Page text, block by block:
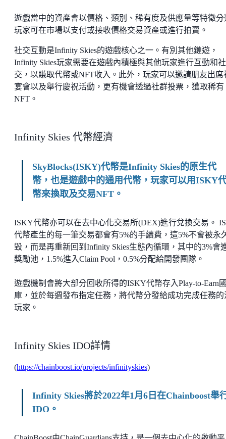
遊戲當中的資產會以價格、類別、稀有度及供應量等特徵分
玩家可在市場以支付或接收價格交易資產或進行拍賣。
社交互動是Infinity Skies的遊戲核心之一。有別其他鏈遊，
Infinity Skies玩家需要在遊戲內積極與其他玩家進行互動和社
交，以賺取代幣或NFT收入。此外，玩家可以邀請朋友出席
宴會以及舉行慶祝活動，更有機會透過社群投票，獲取稀有
NFT。
Infinity Skies 代幣經濟
SkyBlocks(ISKY)代幣是Infinity Skies的原生代
幣，也是遊戲中的通用代幣，玩家可以用ISKY
幣來換取及交易NFT。
ISKY代幣亦可以在去中心化交易所(DEX)進行兌換交易。
代幣產生的每一筆交易都會有5%的手續費，這5%不會被永
毀，而是再重新回到Infinity Skies生態內循環，其中的3%會
奬勵池，1.5%進入Claim Pool，0.5%分配給開發團隊。
遊戲機制會將大部分回收所得的ISKY代幣存入Play-to-Earn
庫，並於每週發布指定任務，將代幣分發給成功完成任務的
玩家。
Infinity Skies IDO詳情
(https://chainboost.io/projects/infinityskies)
Infinity Skies將於2022年1月6日在Chainboost舉
IDO。